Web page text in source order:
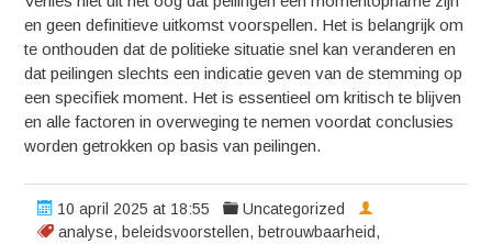
en geen definitieve uitkomst voorspellen. Het is belangrijk om
te onthouden dat de politieke situatie snel kan veranderen en
dat peilingen slechts een indicatie geven van de stemming op
een specifiek moment. Het is essentieel om kritisch te blijven
en alle factoren in overweging te nemen voordat conclusies
worden getrokken op basis van peilingen.
10 april 2025 at 18:55
Uncategorized
analyse,beleidsvoorstellen,betrouwbaarheid,